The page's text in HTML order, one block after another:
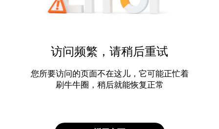
访问频繁，请稍后重试
您所要访问的页面不在这儿，它可能正忙着
刷牛牛圈，稍后就能恢复正常